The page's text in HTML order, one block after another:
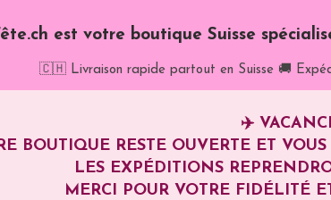
est votre boutique Suisse
🇨🇭 Livraison rapide partout en Suisse 🚚
✈️
BOUTIQUE RESTE OUVERTE ET
LES EXPÉDITIONS
MERCI POUR VOTRE FIDÉLITÉ